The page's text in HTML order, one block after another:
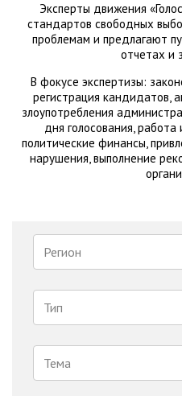
Эксперты движения
стандартов свободных
проблемам и предлагают
отчетах и
В фокусе экспертизы:
регистрация кандидатов,
злоупотребления
дня голосования,
политические финансы,
нарушения, выполнение
Регион
Тип
Тема